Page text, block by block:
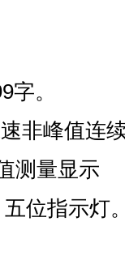
。
非峰值连
量显示
位指示灯